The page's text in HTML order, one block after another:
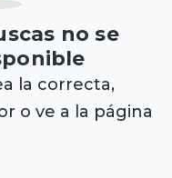
no se
la correcta,
o ve a la página